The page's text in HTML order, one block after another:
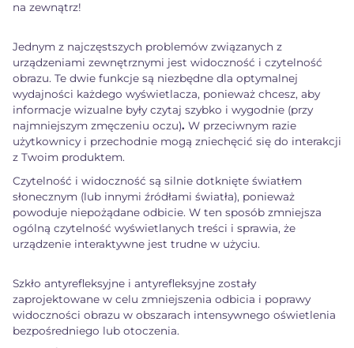
na zewnątrz!
Jednym z najczęstszych problemów związanych z
urządzeniami zewnętrznymi jest widoczność i czytelność
obrazu. Te dwie funkcje są niezbędne dla optymalnej
wydajności każdego wyświetlacza, ponieważ chcesz, aby
informacje wizualne były czytaj szybko i wygodnie (przy
najmniejszym zmęczeniu oczu). W przeciwnym razie
użytkownicy i przechodnie mogą zniechęcić się do interakcji
z Twoim produktem.
Czytelność i widoczność są silnie dotknięte światłem
słonecznym (lub innymi źródłami światła), ponieważ
powoduje niepożądane odbicie. W ten sposób zmniejsza
ogólną czytelność wyświetlanych treści i sprawia, że
urządzenie interaktywne jest trudne w użyciu.
Szkło antyrefleksyjne i antyrefleksyjne zostały
zaprojektowane w celu zmniejszenia odbicia i poprawy
widoczności obrazu w obszarach intensywnego oświetlenia
bezpośredniego lub otoczenia.